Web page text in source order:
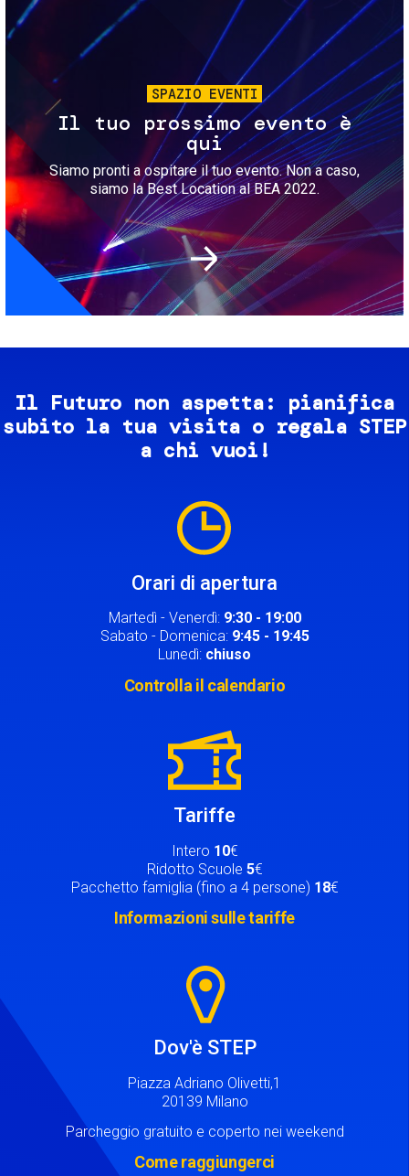
Immagine
SPAZIO EVENTI
Il tuo prossimo evento è
qui
Siamo pronti a ospitare il tuo evento. Non a caso,
siamo la Best Location al BEA 2022.
Il Futuro non aspetta: pianifica
subito la tua visita o regala STEP
a chi vuoi!
Orari di apertura
Martedì - Venerdì: 9:30 - 19:00
Sabato - Domenica: 9:45 - 19:45
Lunedì: chiuso
Controlla il calendario
Tariffe
Intero 10€
Ridotto Scuole 5€
Pacchetto famiglia (fino a 4 persone) 18€
Informazioni sulle tariffe
Dov'è STEP
Piazza Adriano Olivetti,1
20139 Milano
Parcheggio gratuito e coperto nei weekend
Come raggiungerci